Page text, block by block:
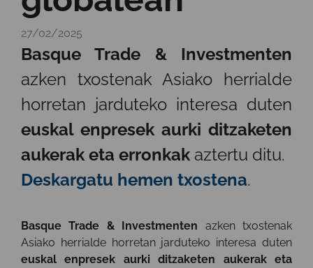
27/02/2025
Basque Trade & Investmenten
azken txostenak Asiako herrialde
horretan jarduteko interesa duten
euskal enpresek aurki ditzaketen
aukerak eta erronkak aztertu ditu.
Deskargatu hemen txostena.
Basque Trade & Investmenten azken txostenak
Asiako herrialde horretan jarduteko interesa duten
euskal enpresek aurki ditzaketen aukerak eta